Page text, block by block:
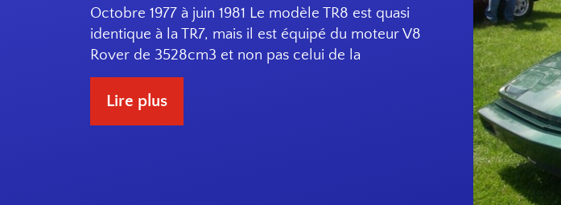
Octobre 1977 à juin 1981 Le modèle TR8 est quasi
identique à la TR7, mais il est équipé du moteur V8
Rover de 3528cm3 et non pas celui de la
Lire plus